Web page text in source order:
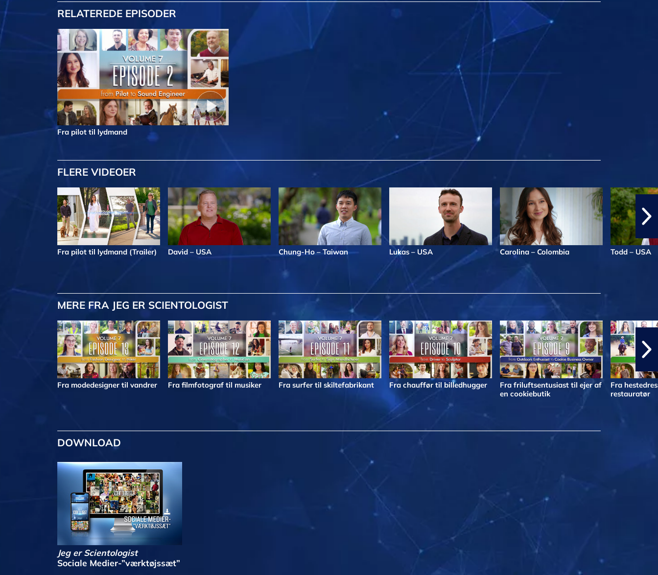
RELATEREDE EPISODER
Fra pilot til lydmand
FLERE VIDEOER
Fra pilot til lydmand (Trailer) David – USA Chung-Ho – Taiwan Lukas – USA Carolina – Colombia Todd – USA
MEREFRA JEG ER SCIENTOLOGIST
Fra modedesigner til vandrer Fra filmfotograf til musiker Fra surfer til skiltefabrikant Fra chauffør til billedhugger
Fra friluftsentusiast til ejer af
en cookiebutik
Fra
restauratør
DOWNLOAD
Jeg er Scientologist
Sociale Medier-”værktøjssæt”